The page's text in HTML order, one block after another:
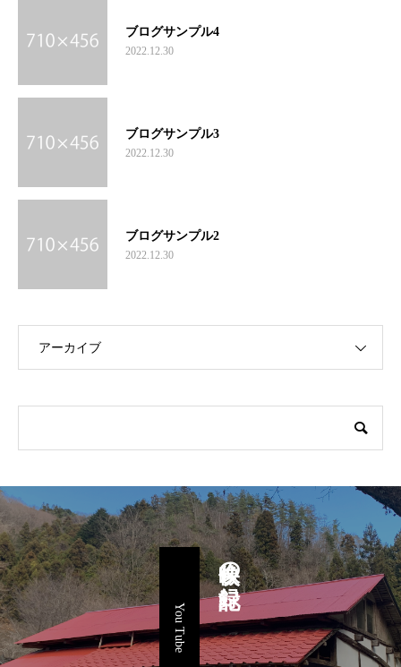
ブログサンプル4
2022.12.30
ブログサンプル3
2022.12.30
ブログサンプル2
2022.12.30
アーカイブ
映像の記録
You Tube